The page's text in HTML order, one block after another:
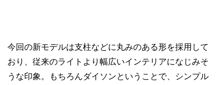
今回の新モデルは支柱などに丸みのある形を採用して
おり、従来のライトより幅広いインテリアになじみそ
うな印象。もちろんダイソンということで、シンプル